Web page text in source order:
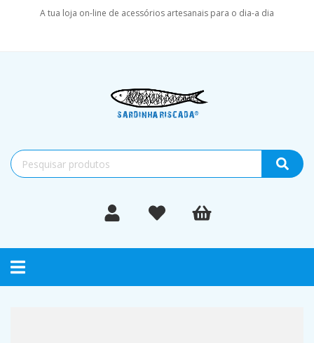
A tua loja on-line de acessórios artesanais para o dia-a dia
Toggle
navigation